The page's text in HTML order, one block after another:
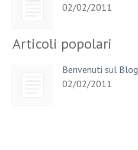
02/02/2011
Articoli popolari
Benvenuti sul
02/02/2011